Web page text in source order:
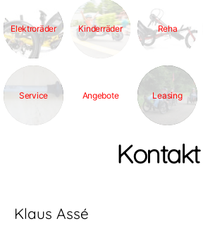
Elektroräder Kinderräder Reha
Service Angebote Leasing
Kontakt
Klaus Assé